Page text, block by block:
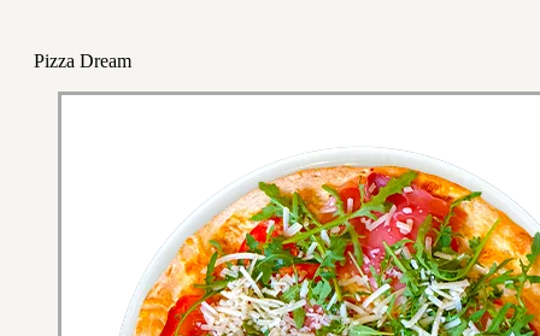
Pizza Dream